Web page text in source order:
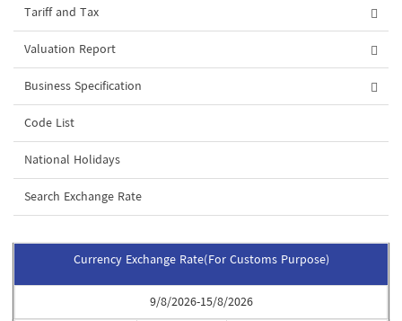
Tariff and Tax
Valuation Report
Business Specification
Code List
National Holidays
Search Exchange Rate
Currency Exchange Rate(For Customs Purpose)
9/8/2026-15/8/2026